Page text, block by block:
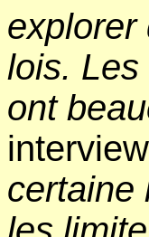
explorer
lois.
ont
certaine